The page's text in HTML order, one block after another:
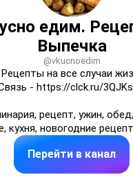
едим.
Выпечка
@vkucnoedim
Рецепты на все случаи
- https://clck.ru/
рецепт, ужин,
кухня, новогодние
праздничные блюда,
Перейти в канал